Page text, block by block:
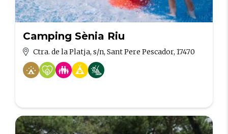
Camping Sènia Riu
Ctra. de la Platja, s/n, Sant Pere Pescador, 17470